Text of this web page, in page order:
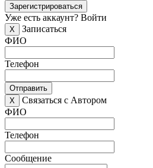
Зарегистрироваться
Уже есть аккаунт? Войти
X
Записаться
ФИО
Телефон
Отправить
X
Связаться с Автором
ФИО
Телефон
Сообщение